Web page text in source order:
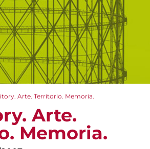
Arte. Territorio. Memoria.
Arte.
Memoria.